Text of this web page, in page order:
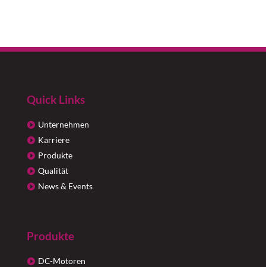
Quick Links
Unternehmen
Karriere
Produkte
Qualität
News & Events
Produkte
DC-Motoren